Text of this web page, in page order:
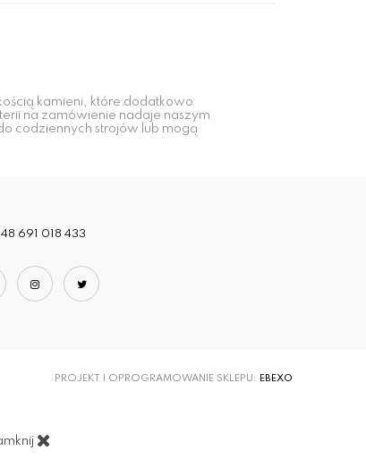
kamieni, które dodatkowo
na zamówienie nadaje naszym
codziennych strojów lub mogą
691 018 433
PROJEKT I OPROGRAMOWANIE SKLEPU: EBEXO